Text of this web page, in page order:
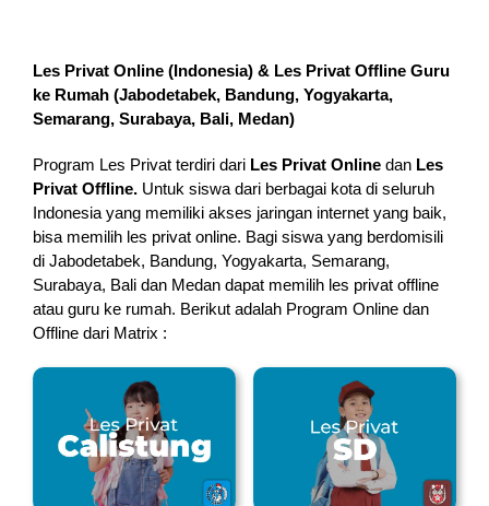
Les Privat Online (Indonesia) & Les Privat Offline Guru
ke Rumah (Jabodetabek, Bandung, Yogyakarta,
Semarang, Surabaya, Bali, Medan)
Program Les Privat terdiri dari Les Privat Online dan Les
Privat Offline. Untuk siswa dari berbagai kota di seluruh
Indonesia yang memiliki akses jaringan internet yang baik,
bisa memilih les privat online. Bagi siswa yang berdomisili
di Jabodetabek, Bandung, Yogyakarta, Semarang,
Surabaya, Bali dan Medan dapat memilih les privat offline
atau guru ke rumah. Berikut adalah Program Online dan
Offline dari Matrix :